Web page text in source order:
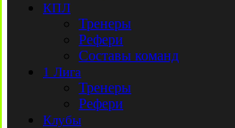
КПЛ
Тренеры
Рефери
Составы команд
1 Лига
Тренеры
Рефери
Клубы